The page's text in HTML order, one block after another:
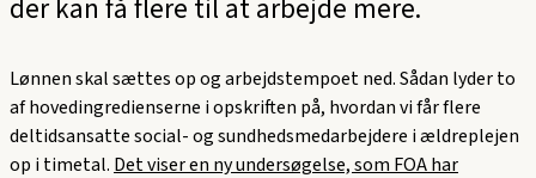
der kan få flere til at arbejde mere.
Lønnen skal sættes op og arbejdstempoet ned. Sådan lyder to
af hovedingredienserne i opskriften på, hvordan vi får flere
deltidsansatte social- og sundhedsmedarbejdere i ældreplejen
op i timetal. Det viser en ny undersøgelse, som FOA har